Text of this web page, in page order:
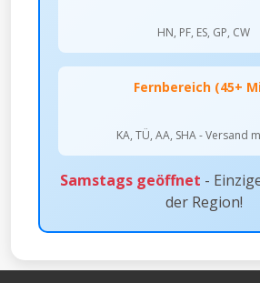
HN, PF, ES, GP, CW
Fernbereich (45+
KA, TÜ, AA, SHA - Versand
Samstags geöffnet -
der Region!